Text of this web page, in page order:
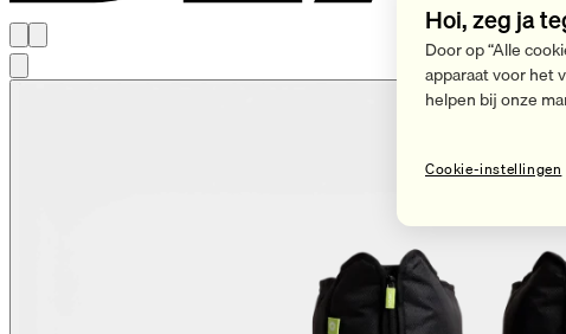
Hoi, zeg ja
Door op “Alle
apparaat voor het
helpen bij onze
Cookie-instellingen